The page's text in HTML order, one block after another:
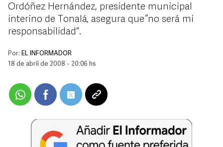
Ordóñez Hernández, presidente municipal
interino de Tonalá, asegura que “no será mi
responsabilidad”.
Por: EL INFORMADOR
18 de abril de 2008 - 20:06 hs